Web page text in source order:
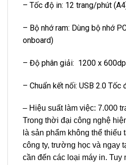
– Tốc độ in: 12 trang/phút
– Bộ nhớ ram: Dùng bộ nhớ
onboard)
– Độ phân giải: 1200 x
– Chuẩn kết nối: USB 2.0 Tốc
– Hiệu suất làm việc: 7.000
Trong thời đại công nghệ
là sản phẩm không thể thiếu
công ty, trường học và ngay
cần đến các loại máy in. Tuy